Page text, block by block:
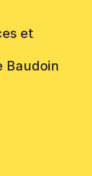
et
Baudoin